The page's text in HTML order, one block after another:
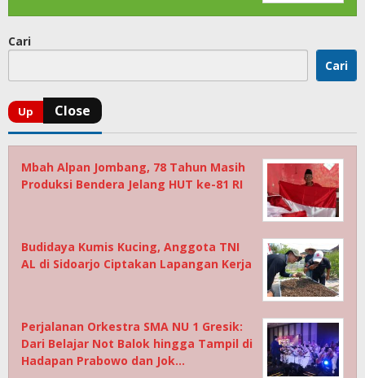
Cari
Cari
Mbah Alpan Jombang, 78 Tahun Masih
Produksi Bendera Jelang HUT ke-81 RI
Budidaya Kumis Kucing, Anggota TNI
AL di Sidoarjo Ciptakan Lapangan Kerja
Perjalanan Orkestra SMA NU 1 Gresik:
Dari Belajar Not Balok hingga Tampil di
Hadapan Prabowo dan Jok…